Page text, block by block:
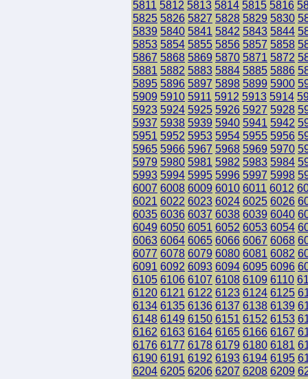
5811 5812 5813 5814 5815 5816
5825 5826 5827 5828 5829 5830
5839 5840 5841 5842 5843 5844
5853 5854 5855 5856 5857 5858
5867 5868 5869 5870 5871 5872
5881 5882 5883 5884 5885 5886
5895 5896 5897 5898 5899 5900
5909 5910 5911 5912 5913 5914
5923 5924 5925 5926 5927 5928
5937 5938 5939 5940 5941 5942
5951 5952 5953 5954 5955 5956
5965 5966 5967 5968 5969 5970
5979 5980 5981 5982 5983 5984
5993 5994 5995 5996 5997 5998
6007 6008 6009 6010 6011 6012
6021 6022 6023 6024 6025 6026
6035 6036 6037 6038 6039 6040
6049 6050 6051 6052 6053 6054
6063 6064 6065 6066 6067 6068
6077 6078 6079 6080 6081 6082
6091 6092 6093 6094 6095 6096
6105 6106 6107 6108 6109 6110
6120 6121 6122 6123 6124 6125
6134 6135 6136 6137 6138 6139
6148 6149 6150 6151 6152 6153
6162 6163 6164 6165 6166 6167
6176 6177 6178 6179 6180 6181
6190 6191 6192 6193 6194 6195
6204 6205 6206 6207 6208 6209